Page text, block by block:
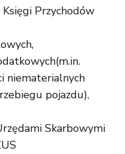
Przychodów
niematerialnych
pojazdu),
Skarbowymi